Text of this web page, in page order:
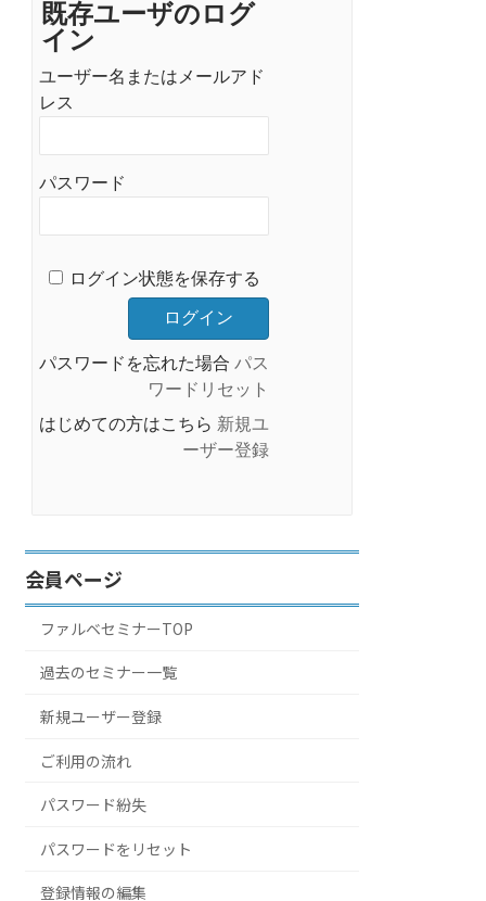
既存ユーザのログ
イン
ユーザー名またはメールアド
レス
パスワード
ログイン状態を保存する
パスワードを忘れた場合 パス
ワードリセット
はじめての方はこちら 新規ユ
ーザー登録
会員ページ
ファルベセミナーTOP
過去のセミナー一覧
新規ユーザー登録
ご利用の流れ
パスワード紛失
パスワードをリセット
登録情報の編集